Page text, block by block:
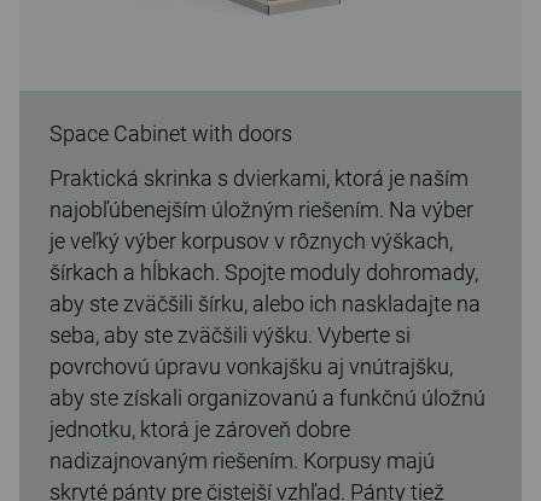
Space Cabinet with doors
Praktická skrinka s dvierkami, ktorá je naším
najobľúbenejším úložným riešením. Na výber
je veľký výber korpusov v rôznych výškach,
šírkach a hĺbkach. Spojte moduly dohromady,
aby ste zväčšili šírku, alebo ich naskladajte na
seba, aby ste zväčšili výšku. Vyberte si
povrchovú úpravu vonkajšku aj vnútrajšku,
aby ste získali organizovanú a funkčnú úložnú
jednotku, ktorá je zároveň dobre
nadizajnovaným riešením. Korpusy majú
skryté pánty pre čistejší vzhľad. Pánty tiež